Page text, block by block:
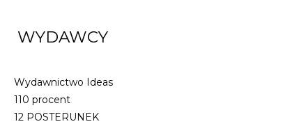
WYDAWCY
Wydawnictwo Ideas
110 procent
12 POSTERUNEK